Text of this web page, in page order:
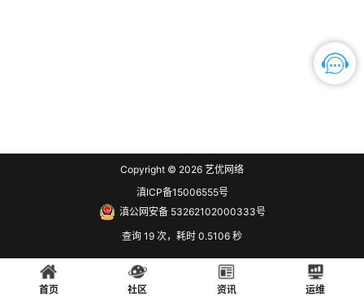
Copyright © 2026 艺优网络
滇ICP备15006555号
滇公网安备 53262102000333号
查询 19 次，耗时 0.5106 秒
首页 社区 资讯 运维